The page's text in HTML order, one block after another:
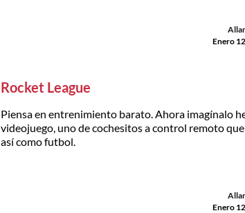
Enero
Rocket League
Piensa en entrenimiento barato. Ahora imagínalo
videojuego, uno de cochesitos a control remoto
así como futbol.
Enero